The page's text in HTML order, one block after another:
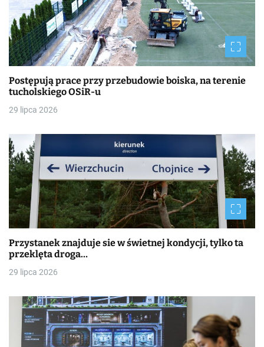
Postępują prace przy przebudowie boiska, na terenie
tucholskiego OSiR-u
29 lipca 2026
Przystanek znajduje sie w świetnej kondycji, tylko ta
przeklęta droga…
29 lipca 2026